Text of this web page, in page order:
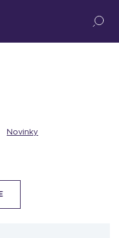
Novinky